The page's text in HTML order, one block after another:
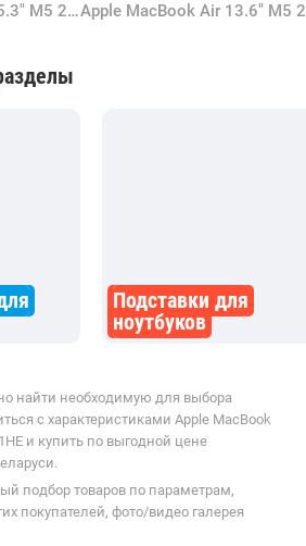
Apple MacBook Air 15.3" M5 2026 Z1LQ0013G
Подставки для
ноутбуков
найти необходимую для выбора
с характеристиками Apple MacBook
и купить по выгодной цене
подбор товаров по параметрам,
покупателей, фото/видео галерея